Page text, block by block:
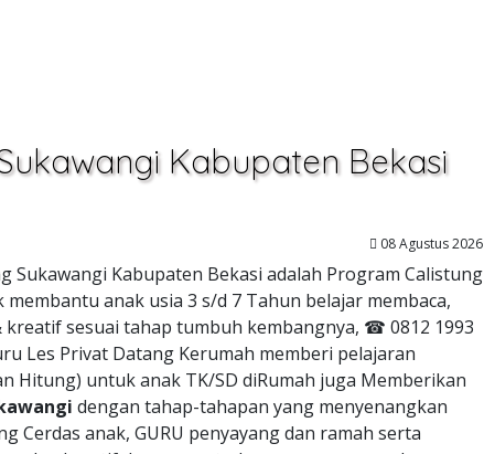
Kabupaten Bekasi
08 Agustus 2026
Sukawangi Kabupaten Bekasi adalah Program Calistung
anak usia 3 s/d 7 Tahun belajar membaca,
sesuai tahap tumbuh kembangnya, ☎ 0812 1993
Les Privat Datang Kerumah memberi pelajaran
Hitung) untuk anak TK/SD diRumah juga Memberikan
dengan tahap-tahapan yang menyenangkan
Cerdas anak, GURU penyayang dan ramah serta